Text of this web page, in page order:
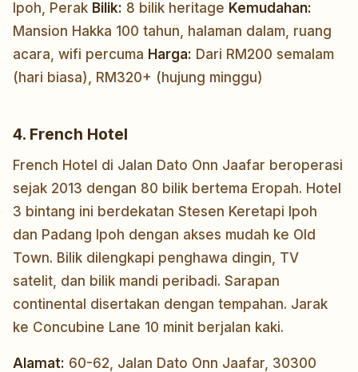
Ipoh, Perak Bilik: 8 bilik heritage Kemudahan:
Mansion Hakka 100 tahun, halaman dalam, ruang
acara, wifi percuma Harga: Dari RM200 semalam
(hari biasa), RM320+ (hujung minggu)
4. French Hotel
French Hotel di Jalan Dato Onn Jaafar beroperasi
sejak 2013 dengan 80 bilik bertema Eropah. Hotel
3 bintang ini berdekatan Stesen Keretapi Ipoh
dan Padang Ipoh dengan akses mudah ke Old
Town. Bilik dilengkapi penghawa dingin, TV
satelit, dan bilik mandi peribadi. Sarapan
continental disertakan dengan tempahan. Jarak
ke Concubine Lane 10 minit berjalan kaki.
Alamat: 60-62, Jalan Dato Onn Jaafar, 30300